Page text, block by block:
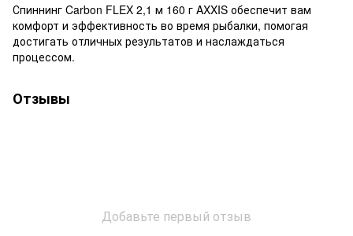
Спиннинг Carbon FLEX 2,1 м 160 г AXXIS обеспечит вам
комфорт и эффективность во время рыбалки, помогая
достигать отличных результатов и наслаждаться
процессом.
Отзывы
Добавьте первый отзыв